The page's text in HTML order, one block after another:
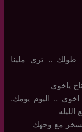
طولك .. ترى ملينا
ياخوي
.. اليوم يومك.
مع وجهك